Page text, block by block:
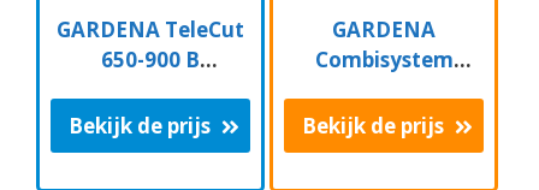
GARDENA TeleCut
650-900 B
Uitschuifbare
armen - tot max 90
Bekijk de prijs
GARDENA
Combisystem
Boomschaar
Takkenschaar -
Bekijk de prijs